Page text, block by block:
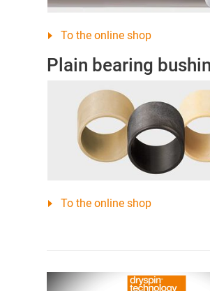
To the online shop
Plain bearing
To the online shop